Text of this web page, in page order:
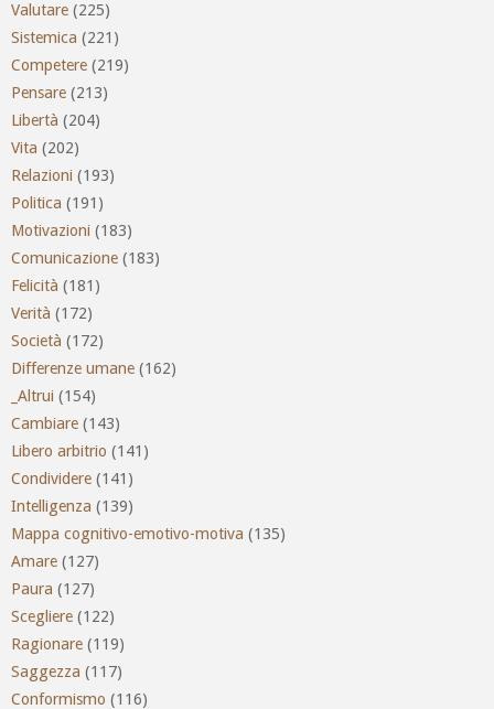
Valutare (225)
Sistemica (221)
Competere (219)
Pensare (213)
Libertà (204)
Vita (202)
Relazioni (193)
Politica (191)
Motivazioni (183)
Comunicazione (183)
Felicità (181)
Verità (172)
Società (172)
Differenze umane (162)
_Altrui (154)
Cambiare (143)
Libero arbitrio (141)
Condividere (141)
Intelligenza (139)
Mappa cognitivo-emotivo-motiva (135)
Amare (127)
Paura (127)
Scegliere (122)
Ragionare (119)
Saggezza (117)
Conformismo (116)